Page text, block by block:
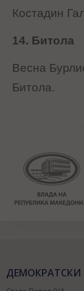
Костадин
14. Битола
Весна
Битола.
ДЕМОКРАТСКИ